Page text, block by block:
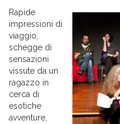
Rapide
impressioni di
viaggio,
schegge di
sensazioni
vissute da un
ragazzo in
cerca di
esotiche
avventure,